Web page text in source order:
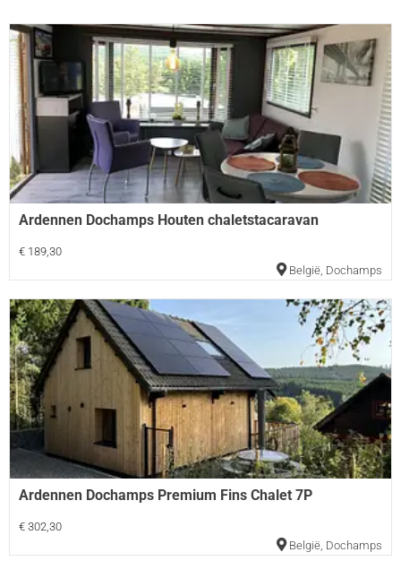
Ardennen Dochamps Houten chaletstacaravan
€ 189,30
België, Dochamps
Ardennen Dochamps Premium Fins Chalet 7P
€ 302,30
België, Dochamps